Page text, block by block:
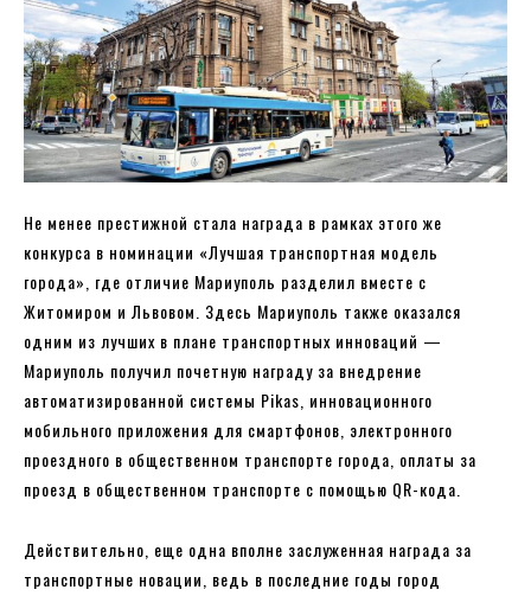
Не менее престижной стала награда в рамках этого же
конкурса в номинации «Лучшая транспортная модель
города», где отличие Мариуполь разделил вместе с
Житомиром и Львовом. Здесь Мариуполь также оказался
одним из лучших в плане транспортных инноваций —
Мариуполь получил почетную награду за внедрение
автоматизированной системы Pikas, инновационного
мобильного приложения для смартфонов, электронного
проездного в общественном транспорте города, оплаты за
проезд в общественном транспорте с помощью QR-кода.
Действительно, еще одна вполне заслуженная награда за
транспортные новации, ведь в последние годы город